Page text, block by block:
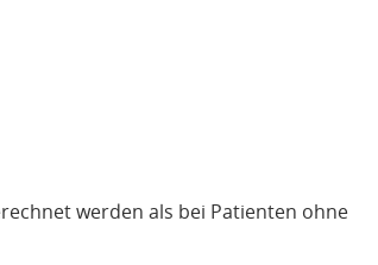
werden als bei Patienten ohne